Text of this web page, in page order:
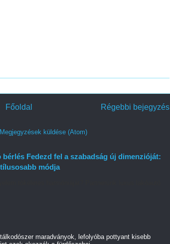
Régebbi bejegyzés
Főoldal
Megjegyzések küldése (Atom)
Fedezd fel a szabadság új dimenzióját:
módja
maradványok, lefolyóba pottyant kisebb